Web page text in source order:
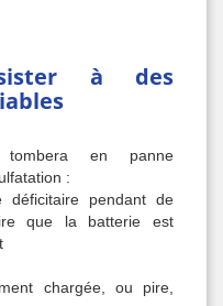
à des
en panne
:
pendant de
que la batterie est
chargée, ou pire,